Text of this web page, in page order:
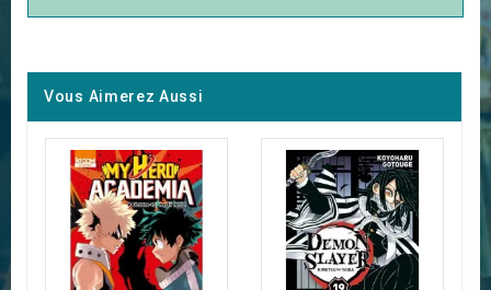
Vous Aimerez Aussi